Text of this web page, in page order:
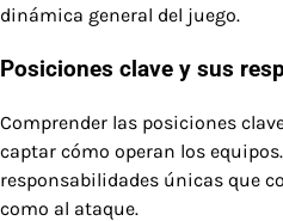
dinámica general del juego.
Posiciones clave y sus
Comprender las posiciones
captar cómo operan los
responsabilidades únicas que
como al ataque.